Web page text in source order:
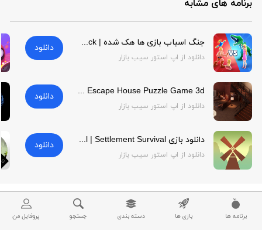
برنامه ها بازی ها دسته بندی جستجو پروفایل من
برنامه های مشابه
جنگ اسباب بازی ها هک شده | Toy Warfare Hack
دانلود از اپ استور سیب بازار
دانلود
Escape House Puzzle Game 3d | Escape House Puzzle Game 3d
دانلود از اپ استور سیب بازار
دانلود
دانلود بازی Settlement Survival | Settlement Survival
دانلود از اپ استور سیب بازار
دانلود